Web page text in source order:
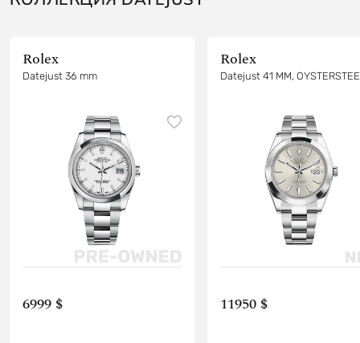
Rolex
Datejust 36 mm
6999 $
Rolex
Datejust 41 MM,
11950 $